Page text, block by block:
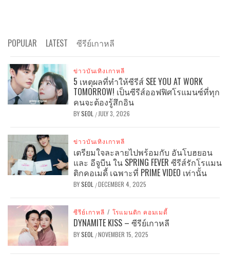
POPULAR LATEST ซีรีย์เกาหลี
ข่าวบันเทิงเกาหลี
5 เหตุผลที่ทำให้ซีรีส์ SEE YOU AT WORK
TOMORROW! เป็นซีรีส์ออฟฟิศโรแมนซ์ที่ทุก
คนจะต้องรู้สึกอิน
BYSEOL /JULY 3, 2026
ข่าวบันเทิงเกาหลี
เตรียมใจละลายไปพร้อมกับ อันโบฮยอน
และ อีจูบีน ใน SPRING FEVER ซีรีส์รักโรแมน
ติกคอเมดี้ เฉพาะที่ PRIME VIDEO เท่านั้น
BYSEOL /DECEMBER 4, 2025
ซีรีย์เกาหลี / โรแมนติก คอมเมดี้
DYNAMITE KISS – ซีรีย์เกาหลี
BYSEOL /NOVEMBER 15, 2025